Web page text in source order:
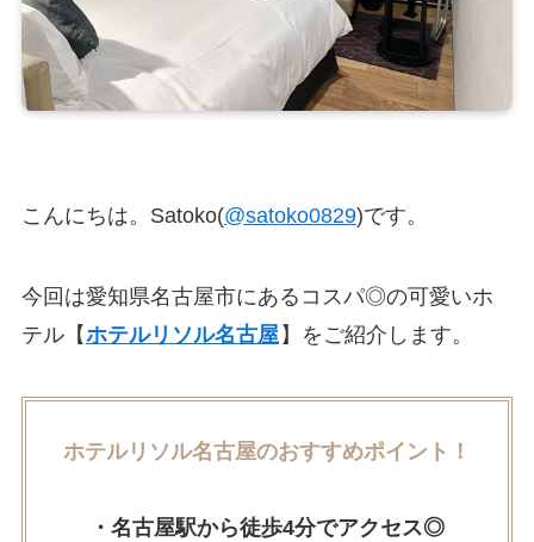
こんにちは。Satoko(@satoko0829)です。
今回は愛知県名古屋市にあるコスパ◎の可愛いホ
テル【ホテルリソル名古屋 】をご紹介します。
ホテルリソル名古屋のおすすめポイント！
・名古屋駅から徒歩4分でアクセス◎